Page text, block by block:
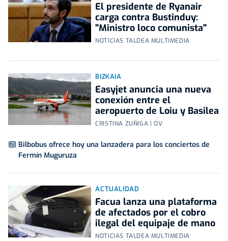
El presidente de Ryanair
carga contra Bustinduy:
"Ministro loco comunista"
NOTICIAS TALDEA MULTIMEDIA
BIZKAIA
Easyjet anuncia una nueva
conexión entre el
aeropuerto de Loiu y Basilea
CRISTINA ZUÑIGA | OV
Bilbobus ofrece hoy una lanzadera para los conciertos de
Fermín Muguruza
ACTUALIDAD
Facua lanza una plataforma
de afectados por el cobro
ilegal del equipaje de mano
NOTICIAS TALDEA MULTIMEDIA